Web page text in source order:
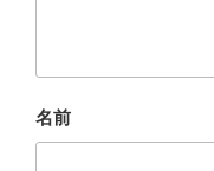
名前